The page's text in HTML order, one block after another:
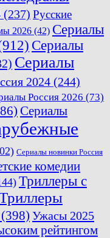
(237) Русские
2026 (42) Сериалы
Сериалы
Сериалы
2024 (244)
Россия 2026 (73)
Сериалы
Сериалы новинки Россия
комедии
Триллеры с
(398) Ужасы 2025
рейтингом